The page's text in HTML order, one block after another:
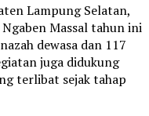
Lampung Selatan,
Massal tahun ini
dewasa dan 117
juga didukung
terlibat sejak tahap